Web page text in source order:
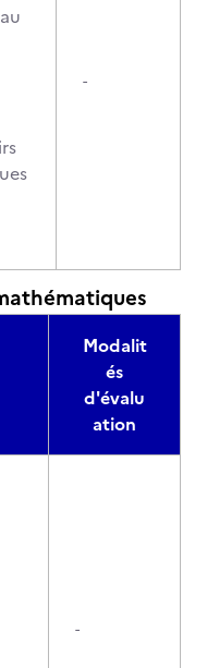
-
Modalit
és
d'évalu
ation
-